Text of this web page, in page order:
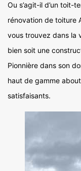
Ou s’agit-il d’un toit-
rénovation de toiture
vous trouvez dans la
bien soit une
Pionnière dans son
haut de gamme
satisfaisants.